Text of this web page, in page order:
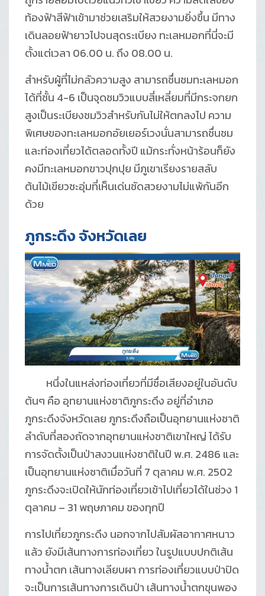
ท้องฟ้าสีฟ้าเข้ามาช่วยเสริมให้สวยงามยิ่งขึ้น มีทาง
เดินลอยฟ้ายาวไปจนสุดระเบียง ทะเลหมอกที่นี่จะมี
ตั้งแต่เวลา 06.00 น. ถึง 08.00 น.
สำหรับผู้ที่ไม่กลัวความสูง สามารถชื่นชมทะเลหมอก
ได้ที่ชั้น 4-6 เป็นจุดชมวิวแบบสี่เหลี่ยมที่มีกระจกยก
สูงเป็นระเบียงชมวิวสำหรับกันไม่ให้ตกลงไป ความ
พิเศษของทะเลหมอกอัยเยอร์เวงนั่นสามารถชื่นชม
และท่องเที่ยวได้ตลอดทั้งปี แม้กระทั่งหน้าร้อนก็ยัง
คงมีทะเลหมอกขาวปุกปุย มีภูเขาเรียงรายสลับ
ต้นไม้เขียวชะอุ่มที่เห็นเด่นชัดสวยงามไม่แพ้กันอีก
ด้วย
ภูกระดึง จังหวัดเลย
หนึ่งในแหล่งท่องเที่ยวที่มีชื่อเสียงอยู่ในอันดับ
ต้นๆ คือ อุทยานแห่งชาติภูกระดึง อยู่ที่อำเภอ
ภูกระดึงจังหวัดเลย ภูกระดึงถือเป็นอุทยานแห่งชาติ
ลำดับที่สองถัดจากอุทยานแห่งชาติเขาใหญ่ ได้รับ
การจัดตั้งเป็นป่าสงวนแห่งชาติในปี พ.ศ. 2486 และ
เป็นอุทยานแห่งชาติเมื่อวันที่ 7 ตุลาคม พ.ศ. 2502
ภูกระดึงจะเปิดให้นักท่องเที่ยวเข้าไปเที่ยวได้ในช่วง 1
ตุลาคม – 31 พฤษภาคม ของทุกปี
การไปเที่ยวภูกระดึง นอกจากไปสัมผัสอากาศหนาว
แล้ว ยังมีเส้นทางการท่องเที่ยว ในรูปแบบปกติเส้น
ทางน้ำตก เส้นทางเลียบผา การท่องเที่ยวแบบป่าปิด
จะเป็นการเส้นทางการเดินป่า เส้นทางน้ำตกขุนพอง